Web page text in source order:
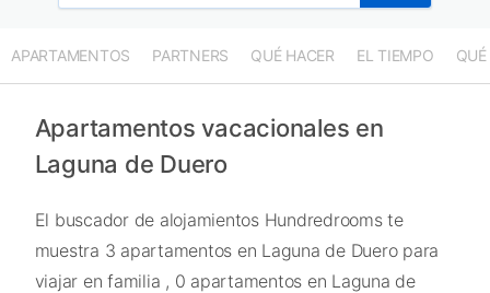
APARTAMENTOS PARTNERS QUÉ HACER EL TIEMPO QUÉ
Apartamentos vacacionales en
Laguna de Duero
El buscador de alojamientos Hundredrooms te
muestra 3 apartamentos en Laguna de Duero para
viajar en familia , 0 apartamentos en Laguna de